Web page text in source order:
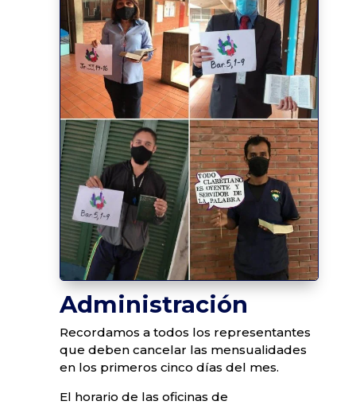
Administración
Recordamos a todos los representantes
que deben cancelar las mensualidades
en los primeros cinco días del mes.
El horario de las oficinas de